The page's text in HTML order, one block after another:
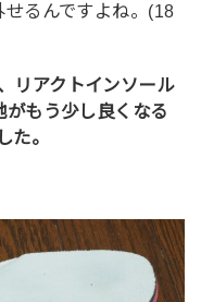
るんですよね。(18
リアクトインソール
もう少し良くなる
た。